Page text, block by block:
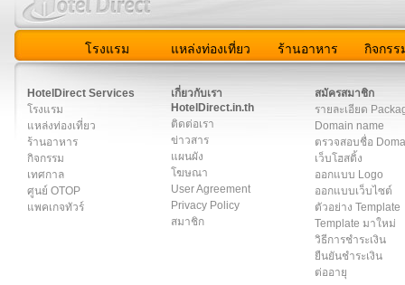
โรงแรม แหล่งท่องเที่ยว ร้านอาหาร กิจกรร
HotelDirect Services
โรงแรม
แหล่งท่องเที่ยว
ร้านอาหาร
กิจกรรม
เทศกาล
ศูนย์ OTOP
แพคเกจทัวร์
เกี่ยวกับเรา
HotelDirect.in.th
ติดต่อเรา
ข่าวสาร
แผนผัง
โฆษณา
User Agreement
Privacy Policy
สมาชิก
สมัครสมาชิก
รายละเอียด
Domain name
ตรวจสอบชื่อ
เว็บโฮสติ้ง
ออกแบบ Logo
ออกแบบเว็บไซต์
ตัวอย่าง Template
Template มาใหม่
วิธีการชำระเงิน
ยืนยันชำระเงิน
ต่ออายุ